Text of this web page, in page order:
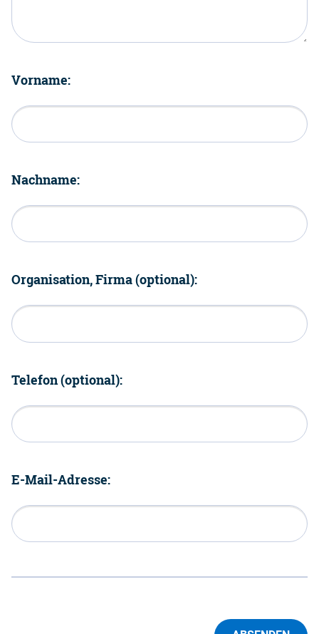
Vorname:
Nachname:
Organisation, Firma (optional):
Telefon (optional):
E-Mail-Adresse: